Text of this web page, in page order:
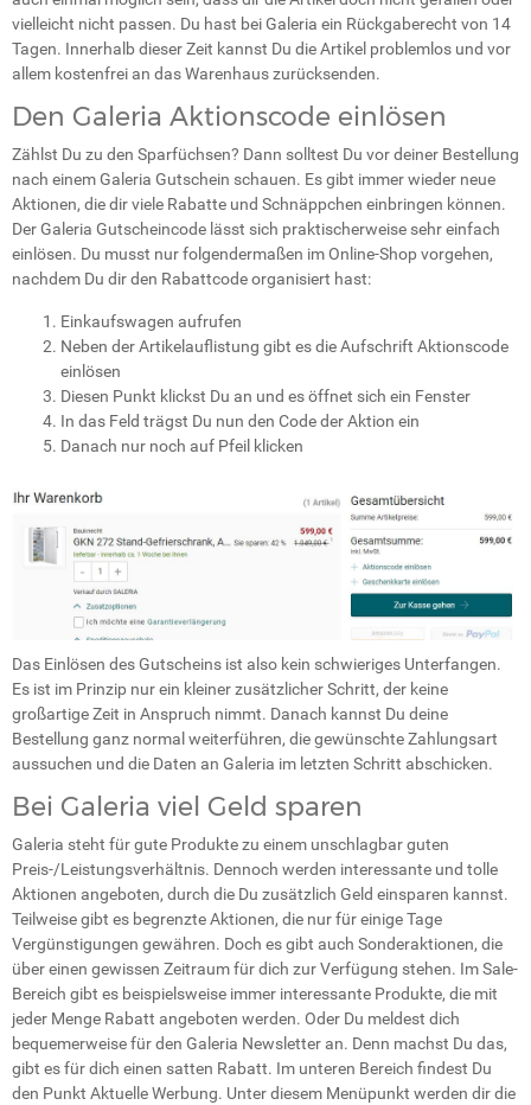
vielleicht nicht passen. Du hast bei Galeria ein Rückgaberecht von 14
Tagen. Innerhalb dieser Zeit kannst Du die Artikel problemlos und vor
allem kostenfrei an das Warenhaus zurücksenden.
Den Galeria Aktionscode einlösen
Zählst Du zu den Sparfüchsen? Dann solltest Du vor deiner Bestellung
nach einem Galeria Gutschein schauen. Es gibt immer wieder neue
Aktionen, die dir viele Rabatte und Schnäppchen einbringen können.
Der Galeria Gutscheincode lässt sich praktischerweise sehr einfach
einlösen. Du musst nur folgendermaßen im Online-Shop vorgehen,
nachdem Du dir den Rabattcode organisiert hast:
Einkaufswagen aufrufen
Neben der Artikelauflistung gibt es die Aufschrift Aktionscode
einlösen
Diesen Punkt klickst Du an und es öffnet sich ein Fenster
In das Feld trägst Du nun den Code der Aktion ein
Danach nur noch auf Pfeil klicken
Das Einlösen des Gutscheins ist also kein schwieriges Unterfangen.
Es ist im Prinzip nur ein kleiner zusätzlicher Schritt, der keine
großartige Zeit in Anspruch nimmt. Danach kannst Du deine
Bestellung ganz normal weiterführen, die gewünschte Zahlungsart
aussuchen und die Daten an Galeria im letzten Schritt abschicken.
Bei Galeria viel Geld sparen
Galeria steht für gute Produkte zu einem unschlagbar guten
Preis-/Leistungsverhältnis. Dennoch werden interessante und tolle
Aktionen angeboten, durch die Du zusätzlich Geld einsparen kannst.
Teilweise gibt es begrenzte Aktionen, die nur für einige Tage
Vergünstigungen gewähren. Doch es gibt auch Sonderaktionen, die
über einen gewissen Zeitraum für dich zur Verfügung stehen. Im Sale-
Bereich gibt es beispielsweise immer interessante Produkte, die mit
jeder Menge Rabatt angeboten werden. Oder Du meldest dich
bequemerweise für den Galeria Newsletter an. Denn machst Du das,
gibt es für dich einen satten Rabatt. Im unteren Bereich findest Du
den Punkt Aktuelle Werbung. Unter diesem Menüpunkt werden dir die